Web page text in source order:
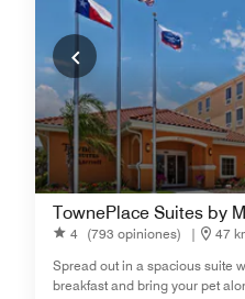
TownePlace Suites by
4 (793 opiniones) |
47
Spread out in a spacious suite
breakfast and bring your pet